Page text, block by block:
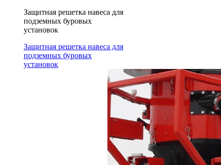
Защитная решетка навеса для
подземных буровых
установок
Защитная решетка навеса для
подземных буровых
установок